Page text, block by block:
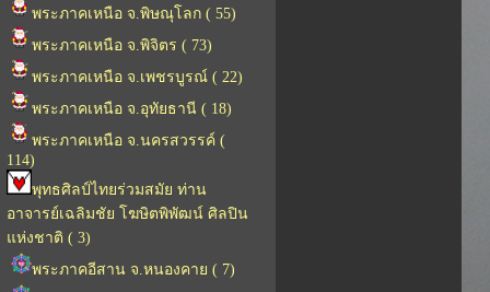
พระภาคเหนือ จ.พิษณุโลก ( 55)
พระภาคเหนือ จ.พิจิตร ( 73)
พระภาคเหนือ จ.เพชรบูรณ์ ( 22)
พระภาคเหนือ จ.อุทัยธานี ( 18)
พระภาคเหนือ จ.นครสวรรค์ (
114)
พุทธศิลป์ไทยร่วมสมัย ท่าน
อาจารย์เฉลิมชัย โฆษิตพิพัฒน์ ศิลปิน
แห่งชาติ ( 3)
พระภาคอีสาน จ.หนองคาย ( 7)